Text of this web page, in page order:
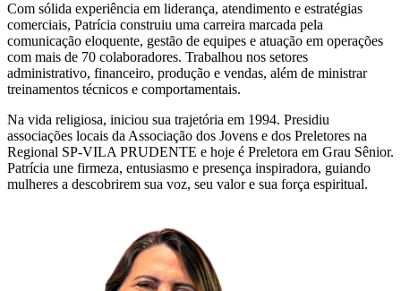
Com sólida experiência em liderança, atendimento e estratégias
comerciais, Patrícia construiu uma carreira marcada pela
comunicação eloquente, gestão de equipes e atuação em operações
com mais de 70 colaboradores. Trabalhou nos setores
administrativo, financeiro, produção e vendas, além de ministrar
treinamentos técnicos e comportamentais.
Na vida religiosa, iniciou sua trajetória em 1994. Presidiu
associações locais da Associação dos Jovens e dos Preletores na
Regional SP-VILA PRUDENTE e hoje é Preletora em Grau Sênior.
Patrícia une firmeza, entusiasmo e presença inspiradora, guiando
mulheres a descobrirem sua voz, seu valor e sua força espiritual.